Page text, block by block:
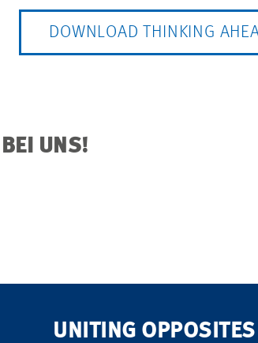
DOWNLOAD THINKING
UNS!
UNITING OPPOSITES